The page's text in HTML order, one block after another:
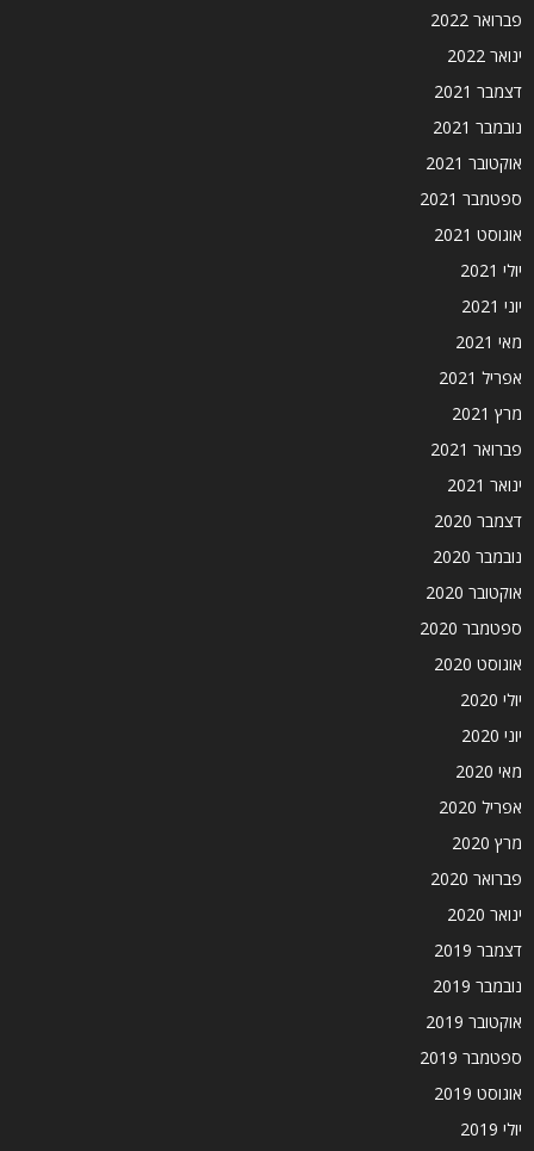
פברואר 2022
ינואר 2022
דצמבר 2021
נובמבר 2021
אוקטובר 2021
ספטמבר 2021
אוגוסט 2021
יולי 2021
יוני 2021
מאי 2021
אפריל 2021
מרץ 2021
פברואר 2021
ינואר 2021
דצמבר 2020
נובמבר 2020
אוקטובר 2020
ספטמבר 2020
אוגוסט 2020
יולי 2020
יוני 2020
מאי 2020
אפריל 2020
מרץ 2020
פברואר 2020
ינואר 2020
דצמבר 2019
נובמבר 2019
אוקטובר 2019
ספטמבר 2019
אוגוסט 2019
יולי 2019